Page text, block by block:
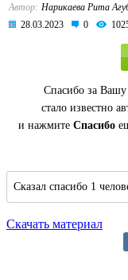
Автор: Нарикаева Рита
28.03.2023
0
Спасибо за
стало известно
и нажмите Спасибо
Сказал спасибо 1
Скачать материал